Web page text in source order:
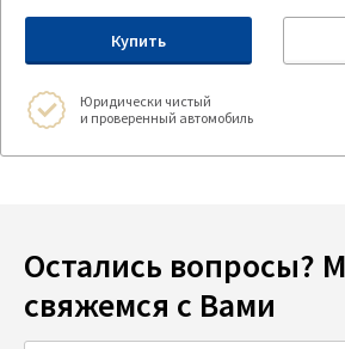
Купить
Юридически чистый
и проверенный автомобиль
Остались вопросы?
свяжемся с Вами